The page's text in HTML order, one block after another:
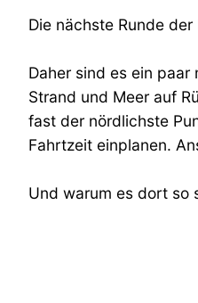
Die nächste Runde
Daher sind es ein
Strand und Meer auf
fast der nördlichste
Fahrtzeit einplanen.
Und warum es dort so